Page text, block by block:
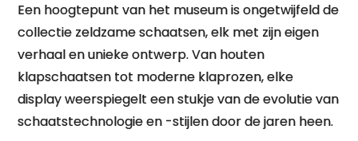
Een hoogtepunt van het museum is ongetwijfeld de
collectie zeldzame schaatsen, elk met zijn eigen
verhaal en unieke ontwerp. Van houten
klapschaatsen tot moderne klaprozen, elke
display weerspiegelt een stukje van de evolutie van
schaatstechnologie en -stijlen door de jaren heen.